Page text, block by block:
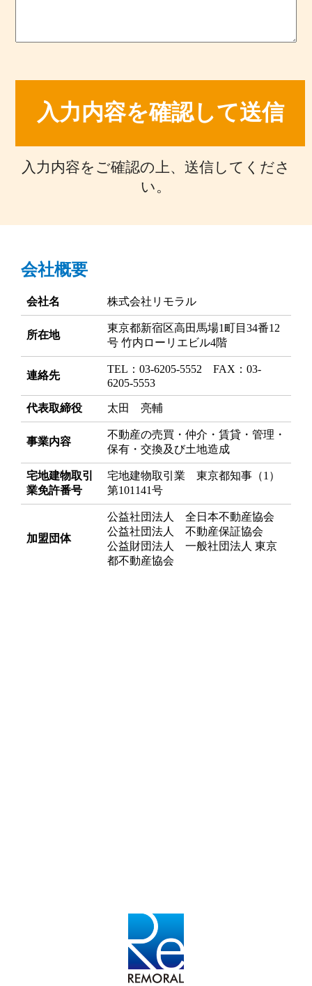
入力内容をご確認の上、送信してくださ
い。
会社概要
会社名 株式会社リモラル
所在地
東京都新宿区高田馬場1町目34番12
号 竹内ローリエビル4階
連絡先
TEL：03-6205-5552 FAX：03-
6205-5553
代表取締役 太田 亮輔
事業内容
不動産の売買・仲介・賃貸・管理・
保有・交換及び土地造成
宅地建物取引
業免許番号
宅地建物取引業 東京都知事（1）
第101141号
加盟団体
公益社団法人 全日本不動産協会
公益社団法人 不動産保証協会
公益財団法人 一般社団法人 東京
都不動産協会